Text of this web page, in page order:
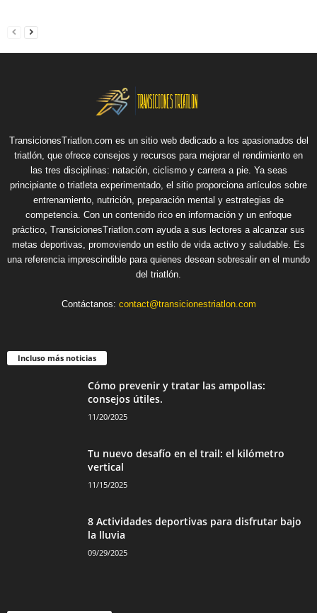
TransicionesTriatlon.com es un sitio web dedicado a los apasionados del
triatlón, que ofrece consejos y recursos para mejorar el rendimiento en
las tres disciplinas: natación, ciclismo y carrera a pie. Ya seas
principiante o triatleta experimentado, el sitio proporciona artículos sobre
entrenamiento, nutrición, preparación mental y estrategias de
competencia. Con un contenido rico en información y un enfoque
práctico, TransicionesTriatlon.com ayuda a sus lectores a alcanzar sus
metas deportivas, promoviendo un estilo de vida activo y saludable. Es
una referencia imprescindible para quienes desean sobresalir en el mundo
del triatlón.
Contáctanos: contact@transicionestriatlon.com
Incluso más noticias
Cómo prevenir y tratar las ampollas:
consejos útiles.
11/20/2025
Tu nuevo desafío en el trail: el kilómetro
vertical
11/15/2025
8 Actividades deportivas para disfrutar bajo
la lluvia
09/29/2025